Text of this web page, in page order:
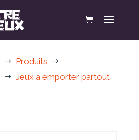
$ Produits $
$ Jeux à emporter partout